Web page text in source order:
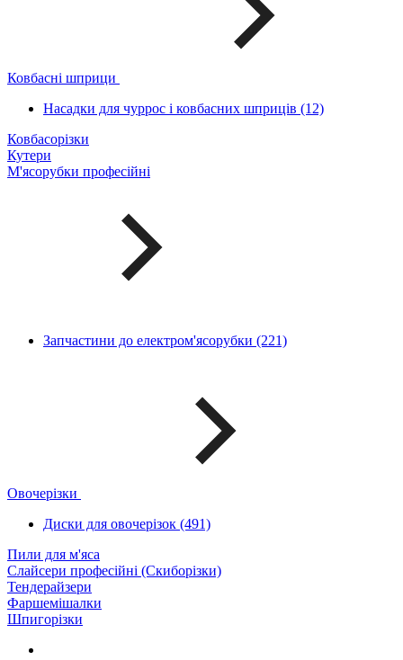
Ковбасні шприци
Насадки для чуррос і ковбасних шприців (12)
Ковбасорізки
Кутери
М'ясорубки професійні
Запчастини до електром'ясорубки (221)
Овочерізки
Диски для овочерізок (491)
Пили для м'яса
Слайсери професійні (Скиборізки)
Тендерайзери
Фаршемішалки
Шпигорізки